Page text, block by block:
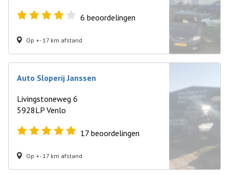
6 beoordelingen
Op +- 17 km afstand
Auto Sloperij Janssen
Livingstoneweg 6
5928LP Venlo
17 beoordelingen
Op +- 17 km afstand